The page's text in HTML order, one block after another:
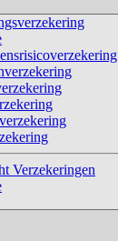
Verzekeringen